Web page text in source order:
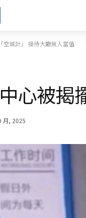
空城計」 接待大廳無人當值
心被揭
月, 2025